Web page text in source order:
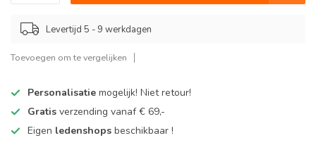
Levertijd 5 - 9 werkdagen
Toevoegen om te vergelijken
Personalisatie mogelijk! Niet retour!
Gratis verzending vanaf € 69,-
Eigen ledenshops beschikbaar !